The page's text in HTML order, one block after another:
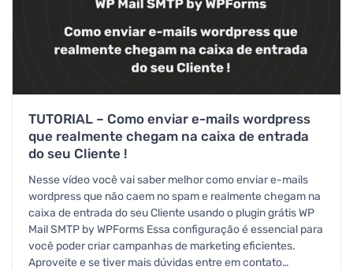
TUTORIAL – Como enviar e-mails wordpress
que realmente chegam na caixa de entrada
do seu Cliente !
Nesse vídeo você vai saber melhor como enviar e-mails
wordpress que não caem no spam e realmente chegam na
caixa de entrada do seu Cliente usando o plugin grátis WP
Mail SMTP by WPForms Essa configuração é essencial para
você poder criar campanhas de marketing eficientes.
Aproveite e se tiver mais dúvidas entre em contato…